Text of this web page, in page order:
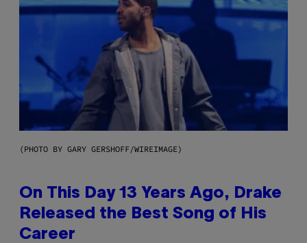
(PHOTO BY GARY GERSHOFF/WIREIMAGE)
On This Day 13 Years Ago, Drake
Released the Best Song of His
Career